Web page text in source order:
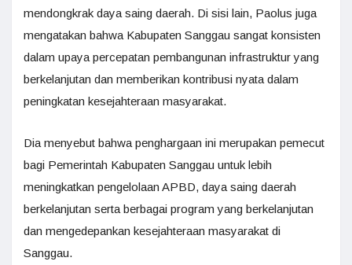
mendongkrak daya saing daerah. Di sisi lain, Paolus juga
mengatakan bahwa Kabupaten Sanggau sangat konsisten
dalam upaya percepatan pembangunan infrastruktur yang
berkelanjutan dan memberikan kontribusi nyata dalam
peningkatan kesejahteraan masyarakat.
Dia menyebut bahwa penghargaan ini merupakan pemecut
bagi Pemerintah Kabupaten Sanggau untuk lebih
meningkatkan pengelolaan APBD, daya saing daerah
berkelanjutan serta berbagai program yang berkelanjutan
dan mengedepankan kesejahteraan masyarakat di
Sanggau.